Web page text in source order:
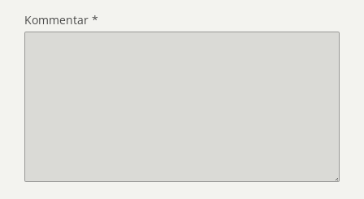
Kommentar *